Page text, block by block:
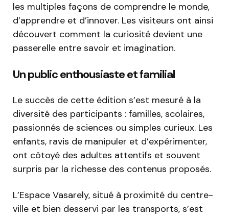
les multiples façons de comprendre le monde,
d’apprendre et d’innover. Les visiteurs ont ainsi
découvert comment la curiosité devient une
passerelle entre savoir et imagination.
Un public enthousiaste et familial
Le succès de cette édition s’est mesuré à la
diversité des participants : familles, scolaires,
passionnés de sciences ou simples curieux. Les
enfants, ravis de manipuler et d’expérimenter,
ont côtoyé des adultes attentifs et souvent
surpris par la richesse des contenus proposés.
L’Espace Vasarely, situé à proximité du centre-
ville et bien desservi par les transports, s’est